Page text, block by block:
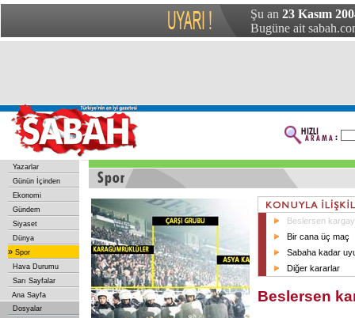
Şu an 23 Kasım
Bugüne ait
Yazarlar
Günün İçinden
Ekonomi
Gündem
Siyaset
Dünya
» Spor
Hava Durumu
Sarı Sayfalar
Ana Sayfa
Dosyalar
Beslersen
Bir cana üç maç
Sabaha kadar
Diğer kararlar
Beslersen